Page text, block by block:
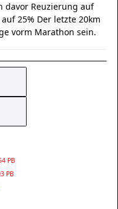
davor Reuzierung auf
25% Der letzte 20km
vorm Marathon sein.
PB
PB